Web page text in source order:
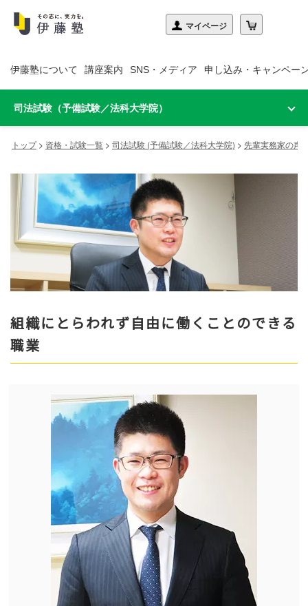
伊藤塾について 講座案内 SNS・メディア 申し込み・キャンペー
司法試験（予備試験／法科大学院）
トップ> 資格・試験一覧 > 司法試験 (予備試験／法科大学院) > 先輩実務家の声
組織にとらわれず自由に働くことのできる
職業